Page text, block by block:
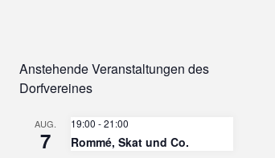
Anstehende Veranstaltungen des
Dorfvereines
AUG.
7
19:00 -21:00
Rommé, Skat und Co.